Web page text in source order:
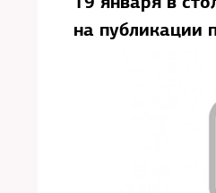
на публикации